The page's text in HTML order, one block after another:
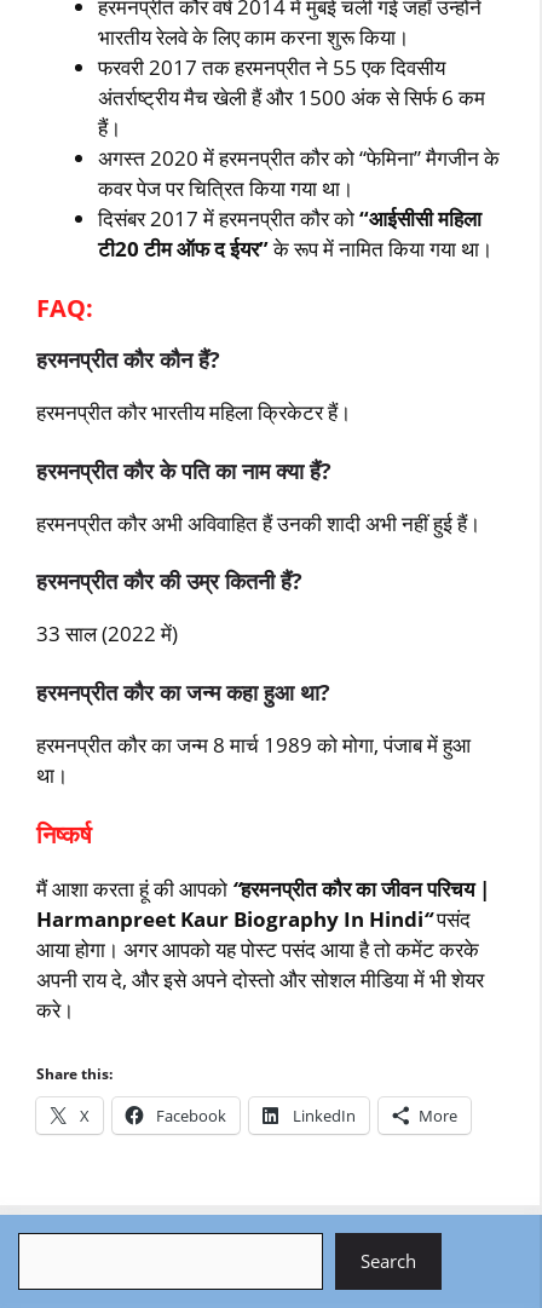
हरमनप्रीत कौर वर्ष 2014 में मुंबई चली गई जहॉं उन्‍होंने
भारतीय रेलवे के लिए काम करना शुरू किया।
फरवरी 2017 तक हरमनप्रीत ने 55 एक दिवसीय
अंतर्राष्‍ट्रीय मैच खेली हैं और 1500 अंक से सिर्फ 6 कम
हैं।
अगस्‍त 2020 में हरमनप्रीत कौर को “फेमिना” मैगजीन के
कवर पेज पर चित्रित किया गया था।
दिसंबर 2017 में हरमनप्रीत कौर को“आईसीसी महिला
टी20 टीम ऑफ द ईयर”के रूप में नामित किया गया था।
FAQ:
हरमनप्रीत कौर कौन हैं?
हरमनप्रीत कौर भारतीय महिला क्रिकेटर हैं।
हरमनप्रीत कौर के पति का नाम क्‍या हैं?
हरमनप्रीत कौर अभी अविवाहित हैं उनकी शादी अभी नहीं हुई हैं।
हरमनप्रीत कौर की उम्र कितनी हैं?
33 साल (2022 में)
हरमनप्रीत कौर का जन्‍म कहा हुआ था?
हरमनप्रीत कौर का जन्‍म 8 मार्च 1989 को मोगा, पंजाब में हुआ
था।
निष्‍कर्ष
मैं आशा करता हूं की आपको “हरमनप्रीत कौर का जीवन परिचय |
Harmanpreet Kaur Biography In Hindi“पसंद
आया होगा। अगर आपको यह पोस्ट पसंद आया है तो कमेंट करके
अपनी राय दे, और इसे अपने दोस्तो और सोशल मीडिया में भी शेयर
करे।
Share this:
X Facebook LinkedIn More
Search